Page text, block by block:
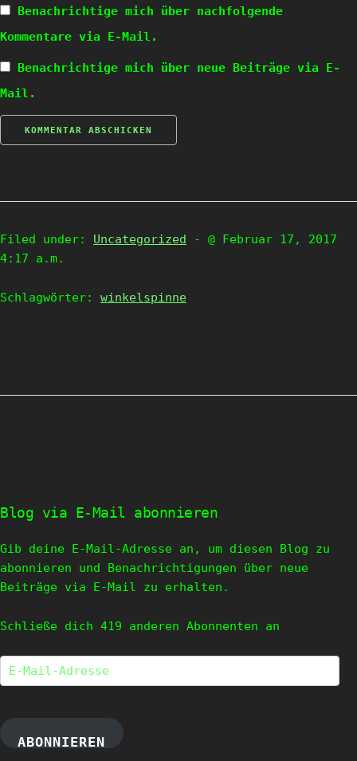
Benachrichtige mich über nachfolgende
Kommentare via E-Mail.
Benachrichtige mich über neue Beiträge via E-
Mail.
Filed under: Uncategorized
- @ Februar 17, 2017
4:17 a.m.
Schlagwörter: winkelspinne
Blog via E-Mail abonnieren
Gib deine E-Mail-Adresse an, um diesen Blog zu
abonnieren und Benachrichtigungen über neue
Beiträge via E-Mail zu erhalten.
Schließe dich 419 anderen Abonnenten an
E-
Mail-
ABONNIEREN